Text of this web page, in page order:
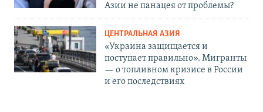
Азии не панацея от проблемы?
ЦЕНТРАЛЬНАЯ АЗИЯ
«Украина защищается и
поступает правильно». Мигранты
— о топливном кризисе в России
и его последствиях